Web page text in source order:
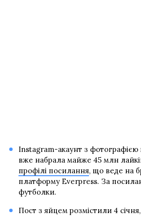
Instagram-акаунт з фотографією
вже набрала майже 45 млн
профілі посилання, що веде на
платформу Everpress. За
футболки.
Пост з яйцем розмістили 4 січня,